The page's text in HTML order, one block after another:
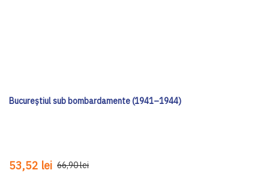
Bucureștiul sub bombardamente (1941–1944)
53,52 lei 66,90 lei